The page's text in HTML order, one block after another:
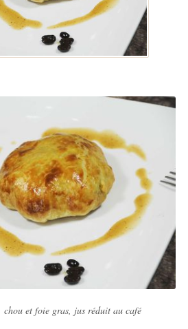
chou et foie gras, jus réduit au café